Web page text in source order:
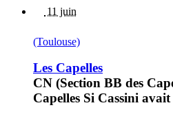
11 juin
(Toulouse)
Les Capelles
CN (Section BB des
Capelles Si Cassini